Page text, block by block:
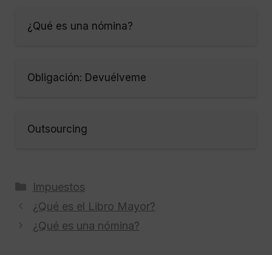
¿Qué es una nómina?
Obligación: Devuélveme
Outsourcing
Categorías
Impuestos
¿Qué es el Libro Mayor?
¿Qué es una nómina?